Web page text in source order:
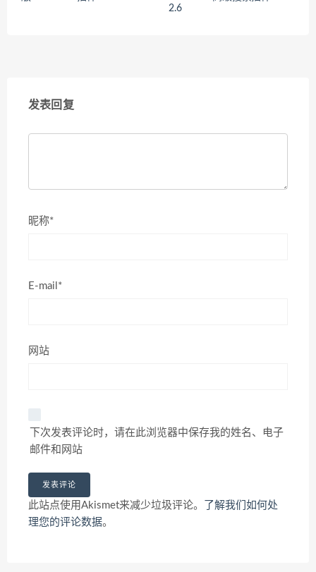
2.6
发表回复
昵称*
E-mail*
网站
下次发表评论时，请在此浏览器中保存我的姓名、电子
邮件和网站
此站点使用Akismet来减少垃圾评论。
了解我们如何处
理您的评论数据。